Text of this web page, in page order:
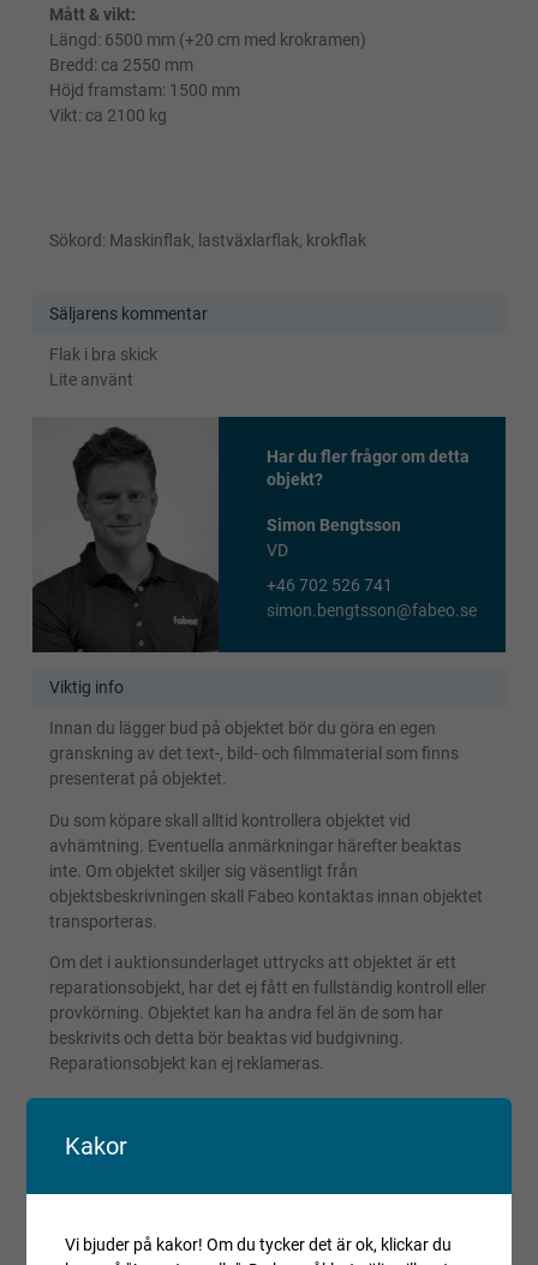
Mått & vikt:
Längd: 6500 mm (+20 cm med krokramen)
Bredd: ca 2550 mm
Höjd framstam: 1500 mm
Vikt: ca 2100 kg
Sökord: Maskinflak, lastväxlarflak, krokflak
Säljarens kommentar
Flak i bra skick
Lite använt
Har du fler frågor om detta
objekt?
Simon Bengtsson
VD
+46 702 526 741
simon.bengtsson@fabeo.se
Viktig info
Innan du lägger bud på objektet bör du göra en egen
granskning av det text-, bild- och filmmaterial som finns
presenterat på objektet.
Du som köpare skall alltid kontrollera objektet vid
avhämtning. Eventuella anmärkningar härefter beaktas
inte. Om objektet skiljer sig väsentligt från
objektsbeskrivningen skall Fabeo kontaktas innan objektet
transporteras.
Om det i auktionsunderlaget uttrycks att objektet är ett
reparationsobjekt, har det ej fått en fullständig kontroll eller
provkörning. Objektet kan ha andra fel än de som har
beskrivits och detta bör beaktas vid budgivning.
Reparationsobjekt kan ej reklameras.
Kopiera länk till den här auktionen
Kakor
Vi bjuder på kakor! Om du tycker det är ok, klickar du